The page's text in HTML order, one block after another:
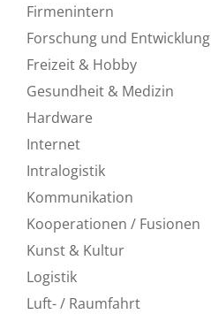
Firmenintern
Forschung und Entwicklung
Freizeit & Hobby
Gesundheit & Medizin
Hardware
Internet
Intralogistik
Kommunikation
Kooperationen / Fusionen
Kunst & Kultur
Logistik
Luft- / Raumfahrt